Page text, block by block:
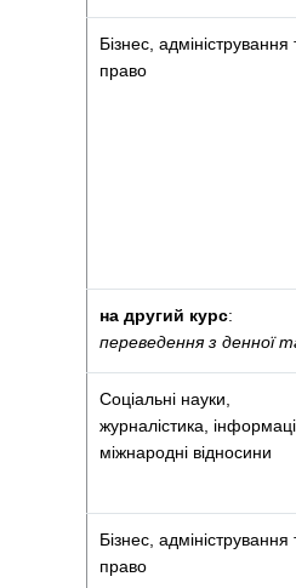
Бізнес, адміністрування
право
на другий курс:
переведення з денної
Соціальні науки,
журналістика,
міжнародні відносини
Бізнес, адміністрування
право